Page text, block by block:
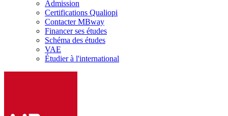
Admission
Certifications Qualiopi
Contacter MBway
Financer ses études
Schéma des études
VAE
Étudier à l'international